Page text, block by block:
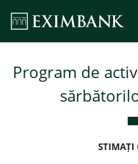
Program de
STIMAȚI